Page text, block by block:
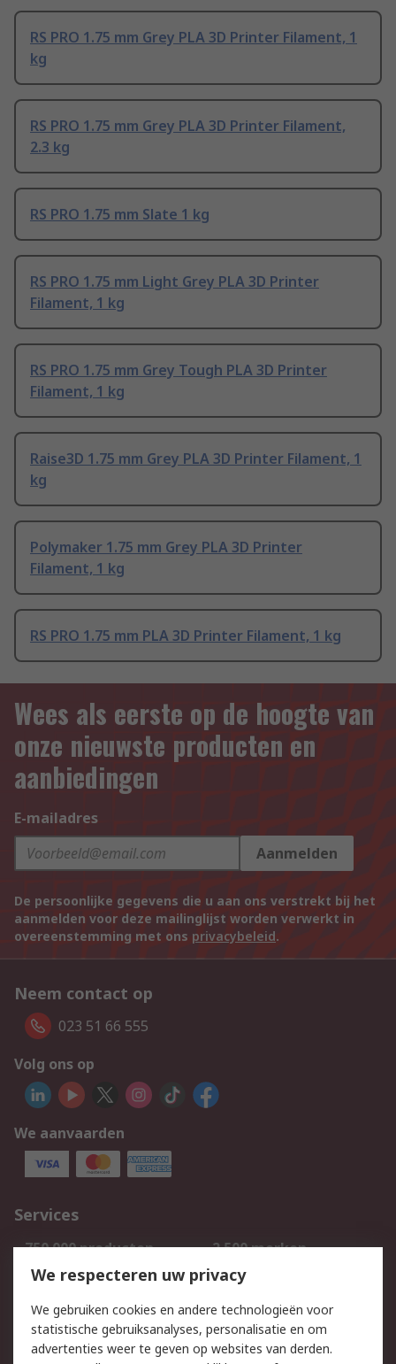
RS PRO 1.75 mm Grey PLA 3D Printer Filament, 1
kg
RS PRO 1.75 mm Grey PLA 3D Printer Filament,
2.3 kg
RS PRO 1.75 mm Slate 1 kg
RS PRO 1.75 mm Light Grey PLA 3D Printer
Filament, 1 kg
RS PRO 1.75 mm Grey Tough PLA 3D Printer
Filament, 1 kg
Raise3D 1.75 mm Grey PLA 3D Printer Filament, 1
kg
Polymaker 1.75 mm Grey PLA 3D Printer
Filament, 1 kg
RS PRO 1.75 mm PLA 3D Printer Filament, 1 kg
Wees als eerste op de hoogte van
onze nieuwste producten en
aanbiedingen
E-mailadres
Aanmelden
De persoonlijke gegevens die u aan ons verstrekt bij het
aanmelden voor deze mailinglijst worden verwerkt in
overeenstemming met ons privacybeleid.
Neem contact op
023 51 66 555
Volg ons op
We aanvaarden
Services
750.000 producten
2.500 merken
Bestellen
Inkoopoplossingen
Track & Trace
We respecteren uw privacy
We gebruiken cookies en andere technologieën voor
statistische gebruiksanalyses, personalisatie en om
advertenties weer te geven op websites van derden.